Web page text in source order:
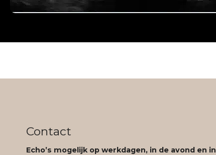
Contact
Echo’s mogelijk op werkdagen, in de avond en in